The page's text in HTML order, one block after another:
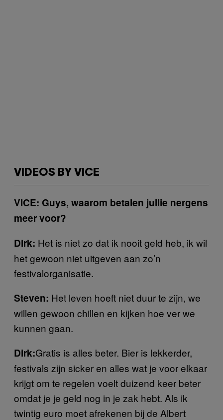
VIDEOS BY VICE
VICE: Guys, waarom betalen jullie nergens
meer voor?
Dirk: Het is niet zo dat ik nooit geld heb, ik wil
het gewoon niet uitgeven aan zo’n
festivalorganisatie.
Steven: Het leven hoeft niet duur te zijn, we
willen gewoon chillen en kijken hoe ver we
kunnen gaan.
Dirk:Gratis is alles beter. Bier is lekkerder,
festivals zijn sicker en alles wat je voor elkaar
krijgt om te regelen voelt duizend keer beter
omdat je je geld nog in je zak hebt. Als ik
twintig euro moet afrekenen bij de Albert